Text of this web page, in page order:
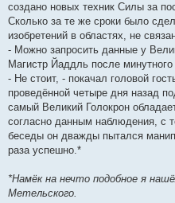
создано новых техник Силы за
Сколько за те же сроки было
изобретений в областях, не
- Можно запросить данные у
Магистр Йаддль после
- Не стоит, - покачал головой
проведённой четыре дня назад
самый Великий Голокрон
согласно данным наблюдения, с
беседы он дважды пытался
раза успешно.*
*Намёк на нечто подобное я
Метельского.